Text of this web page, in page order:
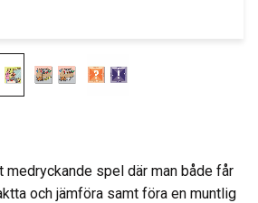
medryckande spel där man både får
och jämföra samt föra en muntlig